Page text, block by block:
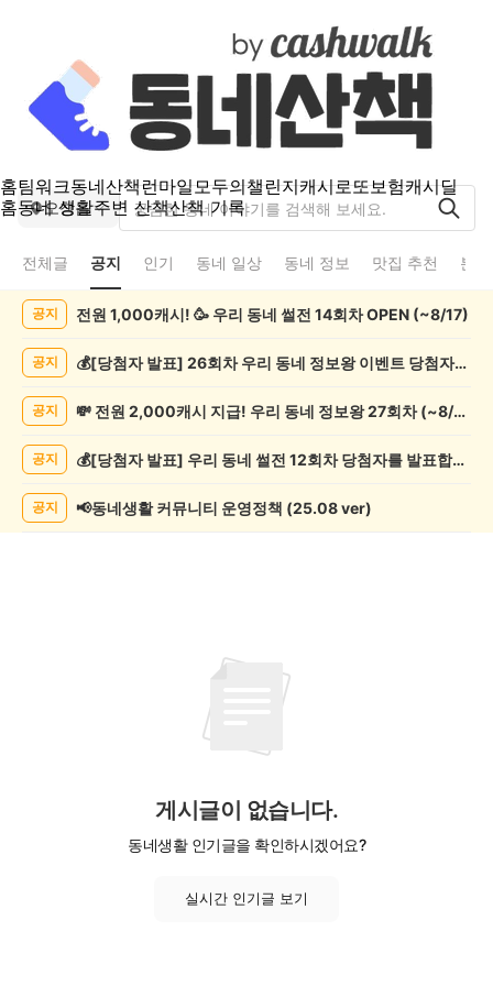
홈팀워크동네산책런마일모두의챌린지캐시로또보험캐시딜
홈동네 생활주변 산책산책 기록
오창읍
전체글 공지 인기 동네 일상 동네 정보 맛집 추천 분
공지 전원 1,000캐시! 🥳 우리 동네 썰전 14회차 OPEN (~8/17)
공지 💰[당첨자 발표] 26회차 우리 동네 정보왕 이벤트 당첨자를 발표합니다!
공지 💸 전원 2,000캐시 지급! 우리 동네 정보왕 27회차 (~8/10)
공지 💰[당첨자 발표] 우리 동네 썰전 12회차 당첨자를 발표합니다!
공지 📢동네생활 커뮤니티 운영정책 (25.08 ver)
게시글이 없습니다.
동네생활 인기글을 확인하시겠어요?
실시간 인기글 보기